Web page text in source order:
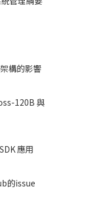
構的影響
120B 與
應用
的issue